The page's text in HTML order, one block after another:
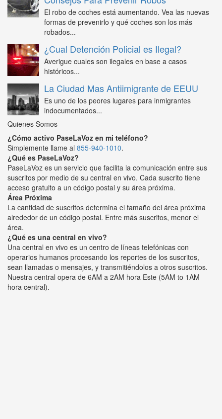
El robo de coches está aumentando. Vea las nuevas
formas de prevenirlo y qué coches son los más
robados...
¿Cual Detención Policial es Ilegal?
Averigue cuales son ilegales en base a casos
históricos...
La Ciudad Mas Antiimigrante de EEUU
Es uno de los peores lugares para inmigrantes
indocumentados...
Quienes Somos
¿Cómo activo PaseLaVoz en mi teléfono?
Simplemente llame al 855-940-1010.
¿Qué es PaseLaVoz?
PaseLaVoz es un servicio que facilita la comunicación entre sus
suscritos por medio de su central en vivo. Cada suscrito tiene
acceso gratuito a un código postal y su área próxima.
Área Próxima
La cantidad de suscritos determina el tamaño del área próxima
alrededor de un código postal. Entre más suscritos, menor el
área.
¿Qué es una central en vivo?
Una central en vivo es un centro de líneas telefónicas con
operarios humanos procesando los reportes de los suscritos,
sean llamadas o mensajes, y transmitiéndolos a otros suscritos.
Nuestra central opera de 6AM a 2AM hora Este (5AM to 1AM
hora central).